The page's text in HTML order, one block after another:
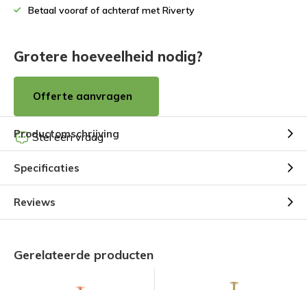
Betaal vooraf of achteraf met Riverty
Grotere hoeveelheid nodig?
Offerte aanvragen
Stel een vraag
Productomschrijving
Specificaties
Reviews
Gerelateerde producten